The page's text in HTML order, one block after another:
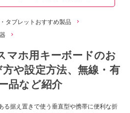
タブレットおすすめ製品
マホ用キーボードのお
や設定方法、無線・有
品など紹介
る据え置きで使う垂直型や携帯に便利な折